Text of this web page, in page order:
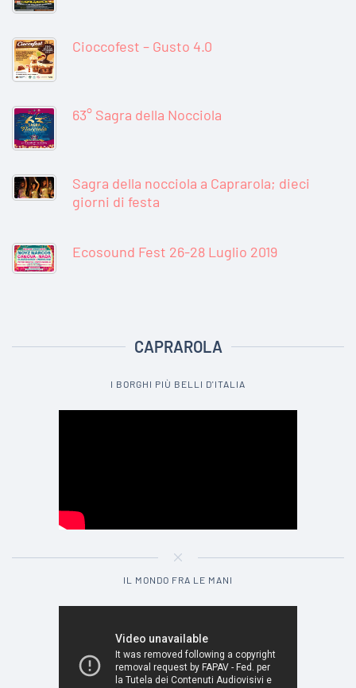
Cioccofest – Gusto 4.0
63° Sagra della Nocciola
Sagra della nocciola a Caprarola; dieci
giorni di festa
Ecosound Fest 26-28 Luglio 2019
CAPRAROLA
I BORGHI PIÙ BELLI D'ITALIA
IL MONDO FRA LE MANI